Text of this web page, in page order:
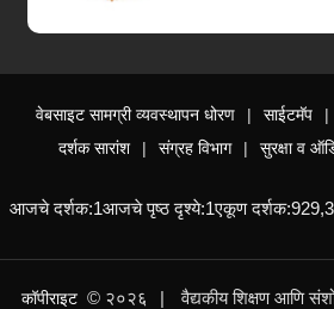
वेबसाइट सामग्री व्यवस्थापन धोरण साईटमॅप
दर्शक सारांश
संग्रह विभाग सुरक्षा व
आजचे दर्शक:1आजचे पृष्ठ दृश्ये:1एकूण दर्शक:
कॉपीराइट© २०२६ वैद्यकीय शिक्षण आणि